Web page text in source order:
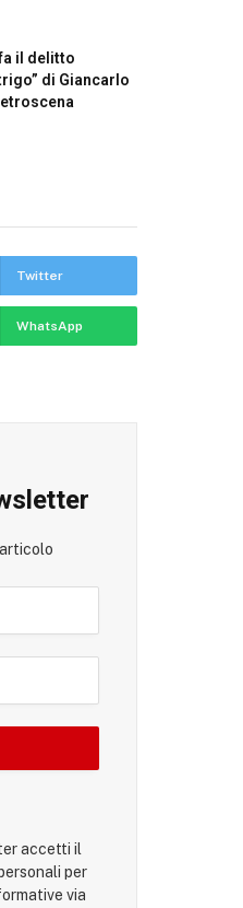
il delitto
di Giancarlo
Twitter
WhatsApp
accetti il
per
via